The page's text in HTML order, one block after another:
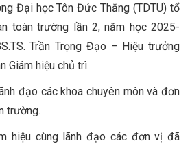
Đại học Tôn Đức Thắng (TDTU) tổ
toàn trường lần 2, năm học 2025-
Trần Trọng Đạo – Hiệu trưởng
Giám hiệu chủ trì.
đạo các khoa chuyên môn và đơn
trường.
hiệu cùng lãnh đạo các đơn vị đã